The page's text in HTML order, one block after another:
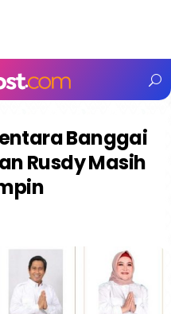
Banggai
Rusdy Masih